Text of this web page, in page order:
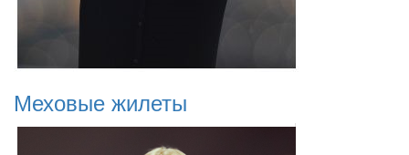
Меховые жилеты